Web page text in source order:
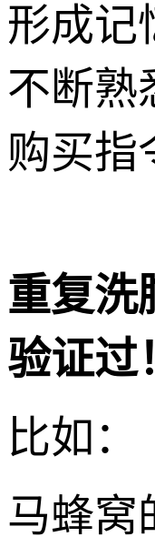
形成记
不断熟
购买指
重复洗
验证过
比如：
马蜂窝